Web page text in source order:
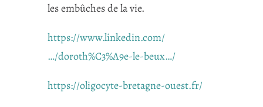
les embûches de la vie.
https://www.linkedin.com/
…/doroth%C3%A9e-le-beux…/
https://oligocyte-bretagne-ouest.fr/